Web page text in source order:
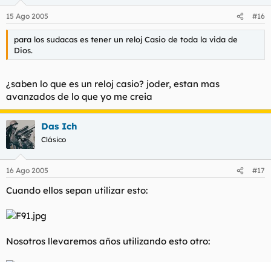
15 Ago 2005 #16
para los sudacas es tener un reloj Casio de toda la vida de
Dios.
¿saben lo que es un reloj casio? joder, estan mas
avanzados de lo que yo me creia
Das Ich
Clásico
16 Ago 2005 #17
Cuando ellos sepan utilizar esto:
Nosotros llevaremos años utilizando esto otro: